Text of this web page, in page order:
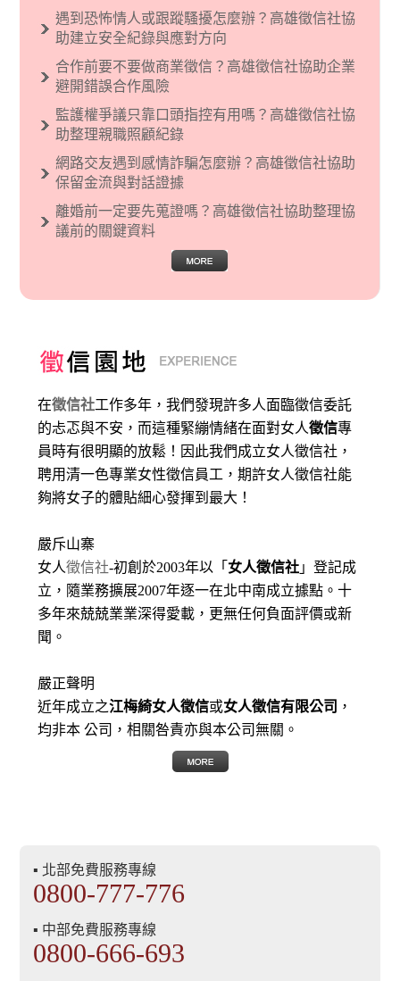
義傾向的人，通常對於自己的國家和民族有超強
烈的卓越感，因而瞧不起其他國家的人，所以沙
現了男性沙文…
遇到恐怖情人或跟蹤騷擾怎麼辦？高雄徵信社協
助建立安全紀錄與應對方向
合作前要不要做商業徵信？高雄徵信社協助企業
避開錯誤合作風險
監護權爭議只靠口頭指控有用嗎？高雄徵信社協
助整理親職照顧紀錄
網路交友遇到感情詐騙怎麼辦？高雄徵信社協助
保留金流與對話證據
離婚前一定要先蒐證嗎？高雄徵信社協助整理協
議前的關鍵資料
在徵信社工作多年，我們發現許多人面臨徵信委託
的忐忑與不安，而這種緊繃情緒在面對女人徵信專
員時有很明顯的放鬆！因此我們成立女人徵信社，
聘用清一色專業女性徵信員工，期許女人徵信社能
夠將女子的體貼細心發揮到最大 ！
嚴斥山寨
女人徵信社-初創於2003年以「 女人徵信社 」登記成
立，隨業務擴展2007年逐一在北中南成立據點。十
多年來兢兢業業深得愛載，更無任何負面評價或新
聞。
嚴正聲明
近年成立之江梅綺女人徵信或女人徵信有限公司 ，
均非本 公司，相關咎責亦與本公司無關。
▪ 北部免費服務專線
0800-777-776
▪ 中部免費服務專線
0800-666-693